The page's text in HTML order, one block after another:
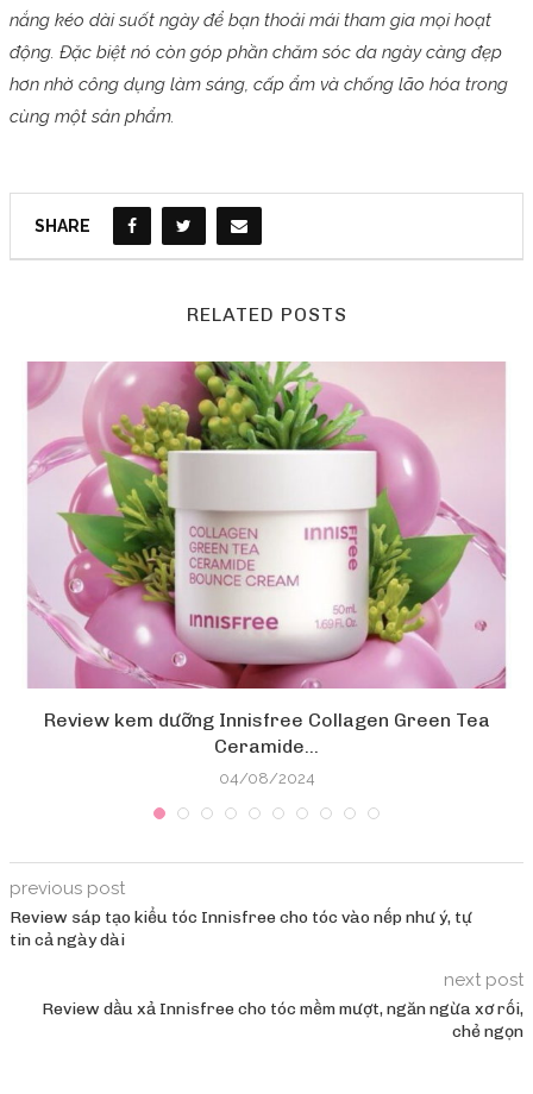
nắng kéo dài suốt ngày để bạn thoải mái tham gia mọi hoạt
động. Đặc biệt nó còn góp phần chăm sóc da ngày càng đẹp
hơn nhờ công dụng làm sáng, cấp ẩm và chống lão hóa trong
cùng một sản phẩm.
SHARE
RELATED POSTS
Review kem dưỡng Innisfree Collagen Green Tea
Ceramide...
04/08/2024
previous post
Review sáp tạo kiểu tóc Innisfree cho tóc vào nếp như ý, tự
tin cả ngày dài
next post
Review dầu xả Innisfree cho tóc mềm mượt, ngăn ngừa xơ rối,
chẻ ngọn